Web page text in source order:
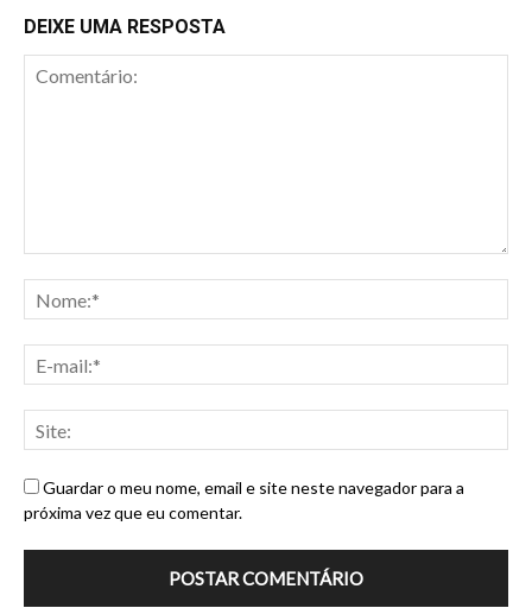
DEIXE UMA RESPOSTA
Guardar o meu nome, email e site neste navegador para a
próxima vez que eu comentar.